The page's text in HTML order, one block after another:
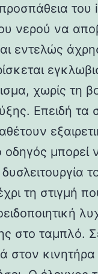
νερού να
εντελώς
χωρίς τη
Επειδή τα
μπορεί
τη στιγμή
στο ταμπλό.
στον